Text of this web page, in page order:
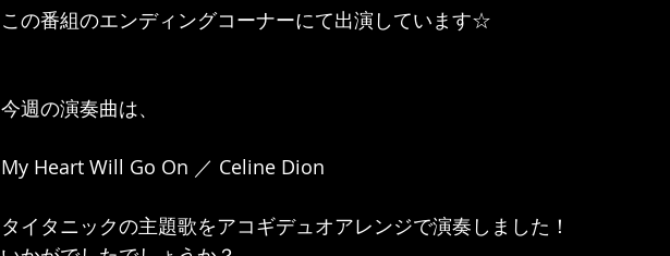
この番組のエンディングコーナーにて出演しています☆
今週の演奏曲は、
My Heart Will Go On ／ Celine Dion
タイタニックの主題歌をアコギデュオアレンジで演奏しました！